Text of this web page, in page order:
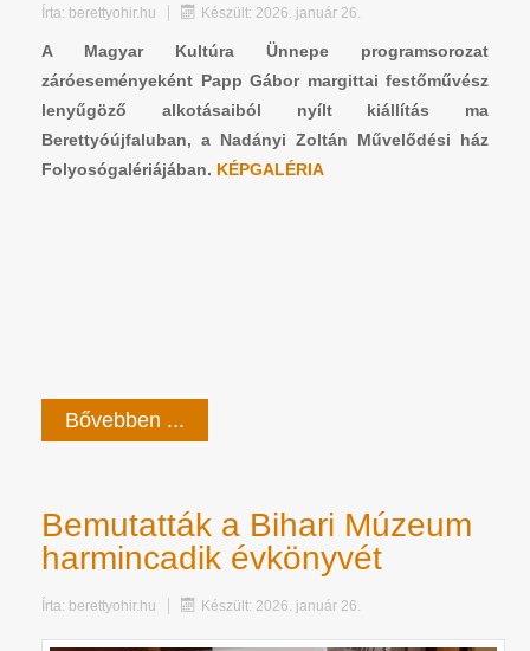
Írta: berettyohir.hu Készült: 2026. január 26.
A Magyar Kultúra Ünnepe programsorozat
záróeseményeként Papp Gábor margittai festőművész
lenyűgöző alkotásaiból nyílt kiállítás ma
Berettyóújfaluban, a Nadányi Zoltán Művelődési ház
Folyosógalériájában. KÉPGALÉRIA
Bővebben ...
Bemutatták a Bihari Múzeum
harmincadik évkönyvét
Írta: berettyohir.hu Készült: 2026. január 26.